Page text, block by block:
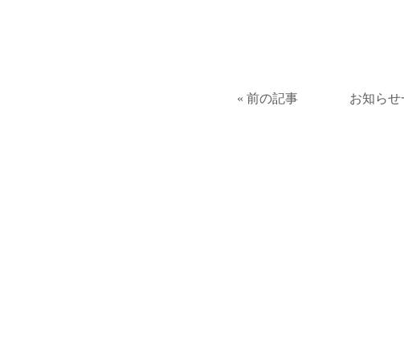
« 前の記事 お知らせ